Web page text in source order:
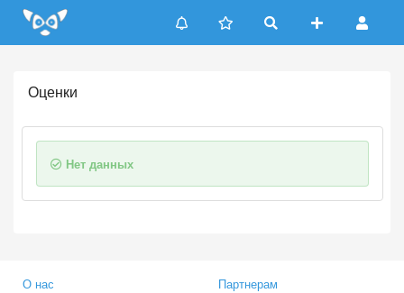
Update cookies preferences
Оценки
Нет данных
О нас
Партнерам